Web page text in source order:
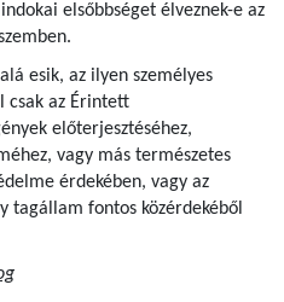
elsőbbséget élveznek-e az
esik, az ilyen személyes
csak az Érintett
előterjesztéséhez,
vagy más természetes
érdekében, vagy az
tagállam fontos közérdekéből